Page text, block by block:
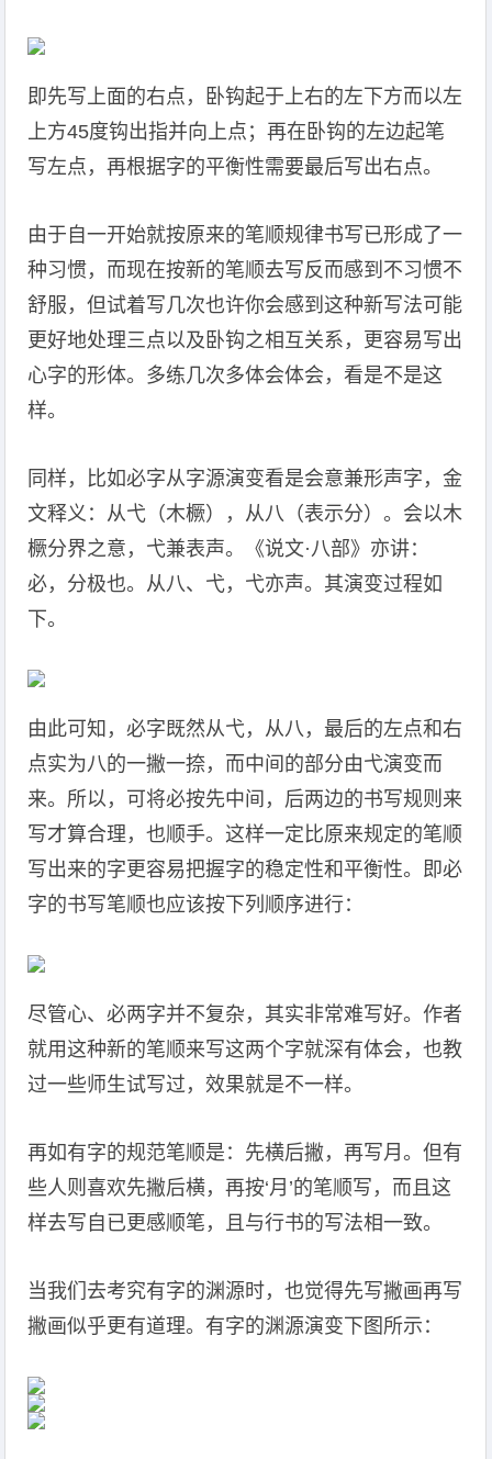
即先写上面的右点，卧钩起于上右的左下方而以左
上方45度钩出指并向上点；再在卧钩的左边起笔
写左点，再根据字的平衡性需要最后写出右点。
由于自一开始就按原来的笔顺规律书写已形成了一
种习惯，而现在按新的笔顺去写反而感到不习惯不
舒服，但试着写几次也许你会感到这种新写法可能
更好地处理三点以及卧钩之相互关系，更容易写出
心字的形体。多练几次多体会体会，看是不是这
样。
同样，比如必字从字源演变看是会意兼形声字，金
文释义：从弋（木橛），从八（表示分）。会以木
橛分界之意，弋兼表声。《说文·八部》亦讲：
必，分极也。从八、弋，弋亦声。其演变过程如
下。
由此可知，必字既然从弋，从八，最后的左点和右
点实为八的一撇一捺，而中间的部分由弋演变而
来。所以，可将必按先中间，后两边的书写规则来
写才算合理，也顺手。这样一定比原来规定的笔顺
写出来的字更容易把握字的稳定性和平衡性。即必
字的书写笔顺也应该按下列顺序进行：
尽管心、必两字并不复杂，其实非常难写好。作者
就用这种新的笔顺来写这两个字就深有体会，也教
过一些师生试写过，效果就是不一样。
再如有字的规范笔顺是：先横后撇，再写月。但有
些人则喜欢先撇后横，再按‘月’的笔顺写，而且这
样去写自已更感顺笔，且与行书的写法相一致。
当我们去考究有字的渊源时，也觉得先写撇画再写
撇画似乎更有道理。有字的渊源演变下图所示：